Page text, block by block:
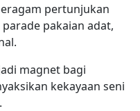
pertunjukan
pakaian adat,
magnet bagi
kekayaan seni